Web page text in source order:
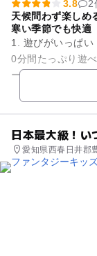
3.8
2
天候問わず楽しめ
寒い季節でも快適
1. 遊びがいっぱ
0分間たっぷり遊
ー制で、飲食を楽
日本最大級！い
愛知県西春日井郡